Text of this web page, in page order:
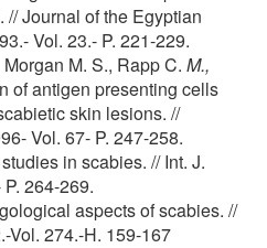
Journal of the Egyptian
Vol. 23.- P. 221-229.
M. S., Rapp C. M.,
of antigen presenting cells
skin lesions. //
Vol. 67- P. 247-258.
in scabies. // Int. J.
264-269.
aspects of scabies. //
Vol. 274.-H. 159-167